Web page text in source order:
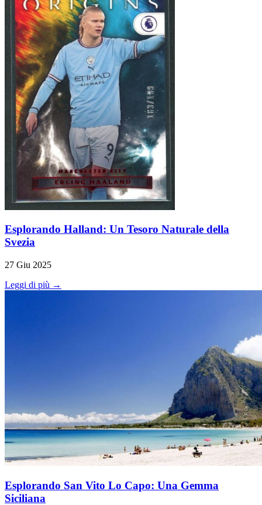
Esplorando Halland: Un Tesoro Naturale della
Svezia
27 Giu 2025
Leggi di più →
Esplorando San Vito Lo Capo: Una Gemma
Siciliana